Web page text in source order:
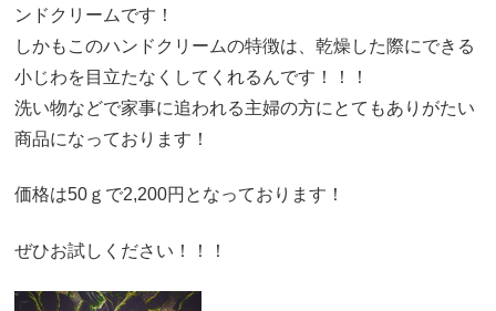
ンドクリームです！
しかもこのハンドクリームの特徴は、乾燥した際にできる
小じわを目立たなくしてくれるんです！！！
洗い物などで家事に追われる主婦の方にとてもありがたい
商品になっております！
価格は50ｇで2,200円となっております！
ぜひお試しください！！！